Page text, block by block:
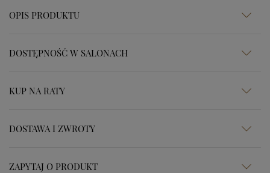
OPIS PRODUKTU
DOSTĘPNOŚĆ W SALONACH
KUP NA RATY
DOSTAWA I ZWROTY
ZAPYTAJ O PRODUKT